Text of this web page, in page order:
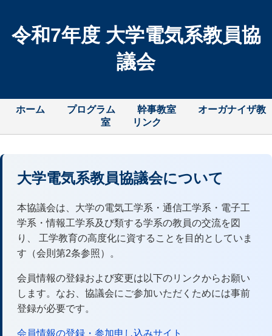
令和7年度 大学電気系教員協
議会
ホーム プログラム 幹事教室
オーガナイザ教
室
リンク
大学電気系教員協議会について
本協議会は、大学の電気工学系・通信工学系・電子工
学系・情報工学系及び類する学系の教員の交流を図
り、 工学教育の高度化に資することを目的としていま
す（会則第2条参照）。
会員情報の登録および変更は以下のリンクからお願い
します。なお、協議会にご参加いただくためには事前
登録が必要です。
会員情報の登録・参加申し込みサイト